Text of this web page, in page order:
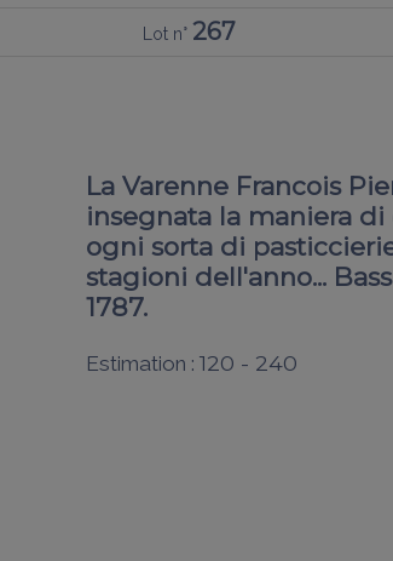
Lot n° 267
La Varenne Francois
insegnata la maniera
ogni sorta di
stagioni dell'anno...
1787.
Estimation : 120 - 240